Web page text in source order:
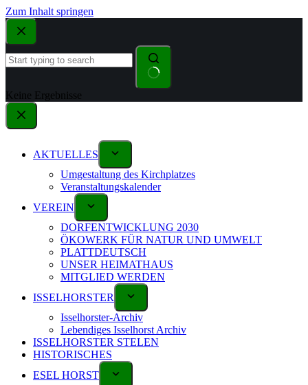
Zum Inhalt springen
Keine Ergebnisse
AKTUELLES
Umgestaltung des Kirchplatzes
Veranstaltungskalender
VEREIN
DORFENTWICKLUNG 2030
ÖKOWERK FÜR NATUR UND UMWELT
PLATTDEUTSCH
UNSER HEIMATHAUS
MITGLIED WERDEN
ISSELHORSTER
Isselhorster-Archiv
Lebendiges Isselhorst Archiv
ISSELHORSTER STELEN
HISTORISCHES
ESEL HORST